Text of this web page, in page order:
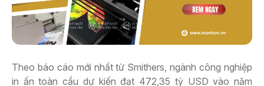
Theo báo cáo mới nhất từ Smithers, ngành công nghiệp
in ấn toàn cầu dự kiến đạt 472,35 tỷ USD vào năm